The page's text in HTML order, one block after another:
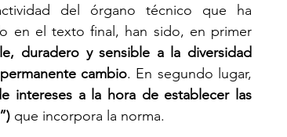
del órgano técnico que ha
en el texto final, han sido, en primer
duradero y sensible a la diversidad
cambio. En segundo lugar,
intereses a la hora de establecer las
que incorpora la norma.